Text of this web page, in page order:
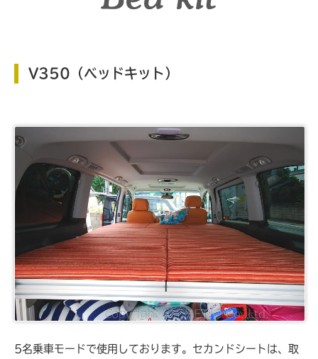
V350（ベッドキット）
5名乗車モードで使用しております。セカンドシートは、取